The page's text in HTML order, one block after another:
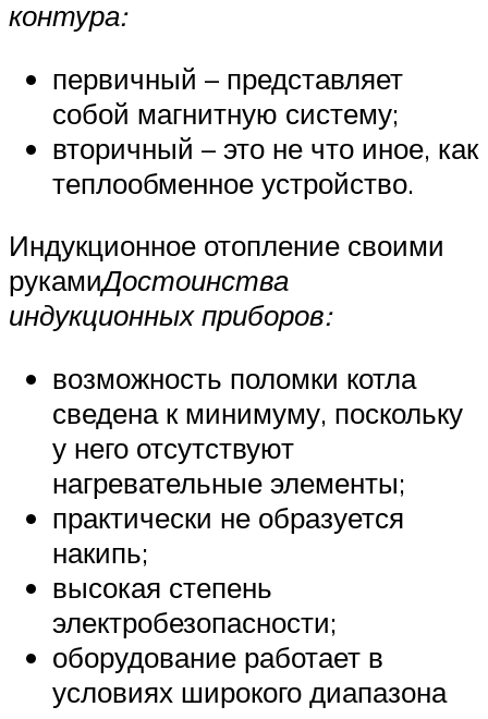
контура:
первичный – представляет
собой магнитную систему;
вторичный – это не что иное, как
теплообменное устройство.
Индукционное отопление своими
рукамиДостоинства
индукционных приборов:
возможность поломки котла
сведена к минимуму, поскольку
у него отсутствуют
нагревательные элементы;
практически не образуется
накипь;
высокая степень
электробезопасности;
оборудование работает в
условиях широкого диапазона